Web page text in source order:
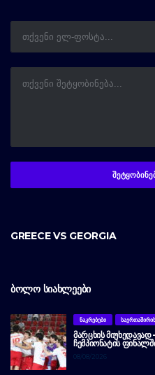
GREECE VS GEORGIA
ᲑᲝᲚᲝ ᲡᲘᲐᲮᲚᲔᲔᲑᲘ
ᲜᲐᲙᲠᲔᲑᲔᲑᲘ
ᲛᲐᲠᲪᲮᲘᲡ
ᲩᲔᲛᲞᲘᲝᲜᲐᲢᲘᲡ
08/08/2026